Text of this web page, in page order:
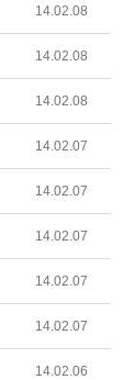
14.02.08
14.02.08
14.02.08
14.02.07
14.02.07
14.02.07
14.02.07
14.02.07
14.02.06